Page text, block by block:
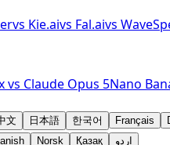
vs Kie.aivs Fal.aivs
vs Claude Opus 5Nano
文 日本語 한국어 Français
Norsk Қазақ اردو